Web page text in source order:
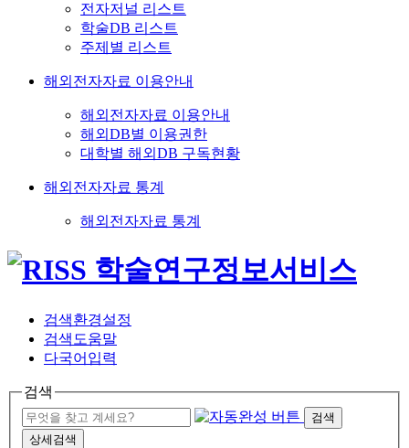
전자저널 리스트
학술DB 리스트
주제별 리스트
해외전자자료 이용안내
해외전자자료 이용안내
해외DB별 이용권한
대학별 해외DB 구독현황
해외전자자료 통계
해외전자자료 통계
검색환경설정
검색도움말
다국어입력
검색
검색
상세검색